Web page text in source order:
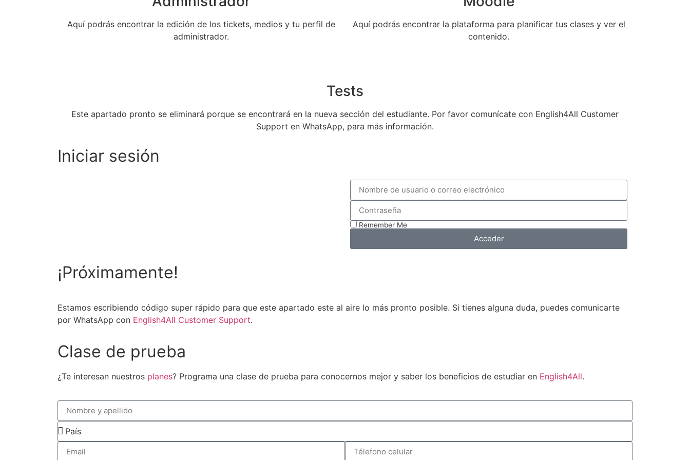
Aquí podrás encontrar la edición de los tickets, medios y tu perfil de
administrador.
Aquí podrás encontrar la plataforma para planificar tus clases y ver el
contenido.
Tests
Este apartado pronto se eliminará porque se encontrará en la nueva sección del estudiante. Por favor comunícate con English4All Customer
Support en WhatsApp, para más información.
Iniciar sesión
Remember Me
Acceder
¡Próximamente!
Estamos escribiendo código super rápido para que este apartado este al aire lo más pronto posible. Si tienes alguna duda, puedes comunicarte
por WhatsApp con English4All Customer Support.
Clase de prueba
¿Te interesan nuestros planes? Programa una clase de prueba para conocernos mejor y saber los beneficios de estudiar en English4All.